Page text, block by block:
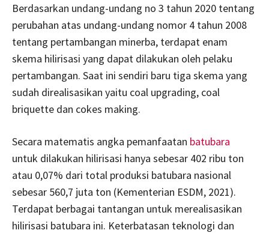
Berdasarkan undang-undang no 3 tahun 2020 tentang
perubahan atas undang-undang nomor 4 tahun 2008
tentang pertambangan minerba, terdapat enam
skema hilirisasi yang dapat dilakukan oleh pelaku
pertambangan. Saat ini sendiri baru tiga skema yang
sudah direalisasikan yaitu coal upgrading, coal
briquette dan cokes making.
Secara matematis angka pemanfaatan batubara
untuk dilakukan hilirisasi hanya sebesar 402 ribu ton
atau 0,07% dari total produksi batubara nasional
sebesar 560,7 juta ton (Kementerian ESDM, 2021).
Terdapat berbagai tantangan untuk merealisasikan
hilirisasi batubara ini. Keterbatasan teknologi dan